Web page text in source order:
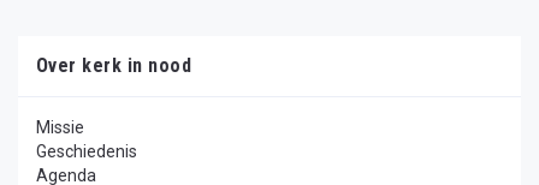
Over kerk in nood
Missie
Geschiedenis
Agenda